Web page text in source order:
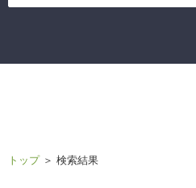
トップ ＞ 検索結果